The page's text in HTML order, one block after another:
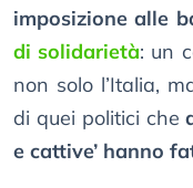
imposizione alle
di solidarietà: un
non solo l’Italia,
di quei politici che
e cattive’ hanno